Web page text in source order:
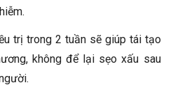
trị trong 2 tuần sẽ giúp tái tạo
không để lại sẹo xấu sau